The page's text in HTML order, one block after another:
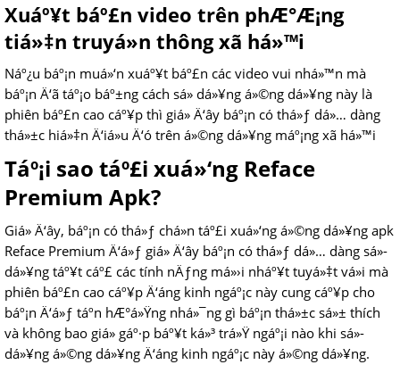
Xuáº¥t báº£n video trên phÆ°Æ¡ng
tiá»‡n truyá»n thông xã há»™i
Náº¿u báº¡n muá»‘n xuáº¥t báº£n các video vui nhá»™n mà
báº¡n Ä‘ã táº¡o báº±ng cách sá»­ dá»¥ng á»©ng dá»¥ng này là
phiên báº£n cao cáº¥p thì giá» Ä‘ây báº¡n có thá»ƒ dá»… dàng
thá»±c hiá»‡n Ä‘iá»u Ä‘ó trên á»©ng dá»¥ng máº¡ng xã há»™i
Táº¡i sao táº£i xuá»‘ng Reface
Premium Apk?
Giá» Ä‘ây, báº¡n có thá»ƒ chá»n táº£i xuá»‘ng á»©ng dá»¥ng apk
Reface Premium Ä‘á»ƒ giá» Ä‘ây báº¡n có thá»ƒ dá»… dàng sá»­
dá»¥ng táº¥t cáº£ các tính nÄƒng má»›i nháº¥t tuyá»‡t vá»i mà
phiên báº£n cao cáº¥p Ä‘áng kinh ngáº¡c này cung cáº¥p cho
báº¡n Ä‘á»ƒ táº­n hÆ°á»Ÿng nhá»¯ng gì báº¡n thá»±c sá»± thích
và không bao giá» gáº·p báº¥t ká»³ trá»Ÿ ngáº¡i nào khi sá»­
dá»¥ng á»©ng dá»¥ng Ä‘áng kinh ngáº¡c này á»©ng dá»¥ng.